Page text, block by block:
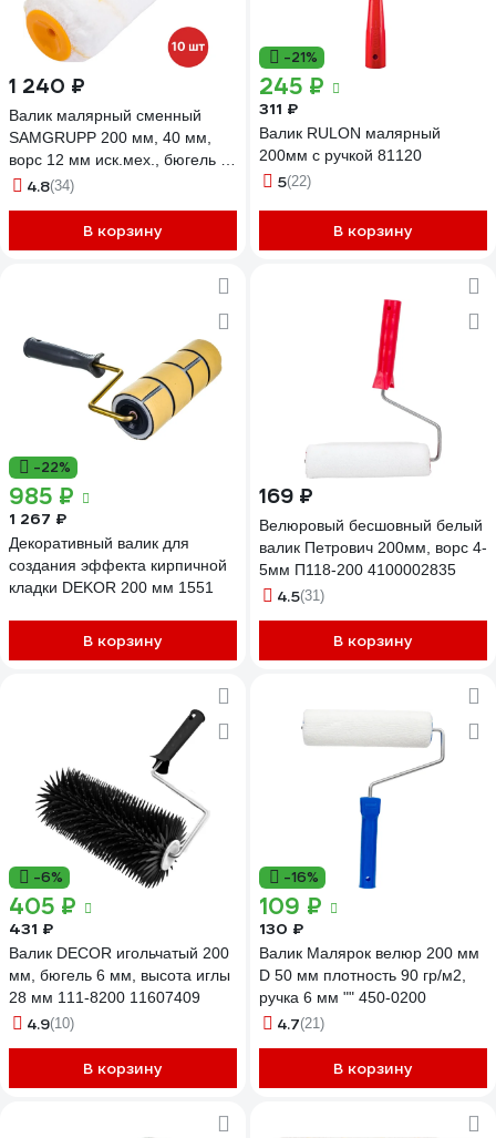
1 240 ₽
Валик малярный сменный
SAMGRUPP 200 мм, 40 мм,
ворс 12 мм иск.мех., бюгель 6
мм 10 шт. SAMC-009040200-10
4.8(34)
В корзину
-21%
245 ₽
311 ₽
Валик RULON малярный
200мм с ручкой 81120
5(22)
В корзину
-22%
985 ₽
1 267 ₽
Декоративный валик для
создания эффекта кирпичной
кладки DEKOR 200 мм 1551
В корзину
169 ₽
Велюровый бесшовный белый
валик Петрович 200мм, ворс 4-
5мм П118-200 4100002835
4.5(31)
В корзину
-6%
405 ₽
431 ₽
Валик DECOR игольчатый 200
мм, бюгель 6 мм, высота иглы
28 мм 111-8200 11607409
4.9(10)
В корзину
-16%
109 ₽
130 ₽
Валик Малярок велюр 200 мм
D 50 мм плотность 90 гр/м2,
ручка 6 мм "" 450-0200
4.7(21)
В корзину